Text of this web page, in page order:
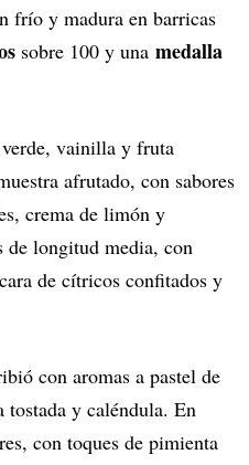
frío y madura en barricas
sobre 100 y una medalla
verde, vainilla y fruta
afrutado, con sabores
crema de limón y
de longitud media, con
de cítricos confitados y
con aromas a pastel de
tostada y caléndula. En
con toques de pimienta